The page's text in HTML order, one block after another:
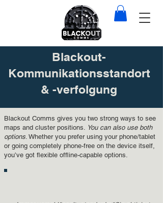
Blackout-
Kommunikationsstandort
& -verfolgung
Blackout Comms gives you two strong ways to see
maps and cluster positions. You can also use both
options. Whether you prefer using your phone/tablet
or going completely phone-free on the device itself,
you’ve got flexible offline-capable options.